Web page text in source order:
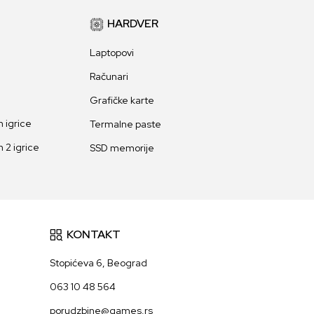
igrice
2 igrice
HARDVER
Laptopovi
Računari
Grafičke karte
Termalne paste
SSD memorije
KONTAKT
Stopićeva 6, Beograd
063 10 48 564
porudzbine@games.rs